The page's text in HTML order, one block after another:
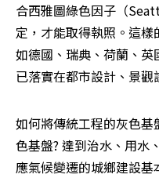
合西雅圖綠色因子（
定，才能取得執照。這樣
如德國、瑞典、荷蘭、
已落實在都市設計、景觀
如何將傳統工程的灰色
色基盤? 達到治水、用水
應氣候變遷的城鄉建設